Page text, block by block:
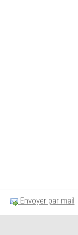
Envoyer par mail